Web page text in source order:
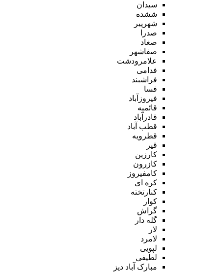
سیدان
ششده
شهرپیر
صدرا
صغاد
صفاشهر
علامرودشت
فدامی
فراشبند
فسا
فیروزآباد
قائمیه
قادرآباد
قطب آباد
قطرویه
قیر
کارزین
کازرون
کامفیروز
کره ای
کنارتخته
کوار
گراش
گله دار
لار
لامرد
لپویی
لطیفی
مبارک آباد دیز